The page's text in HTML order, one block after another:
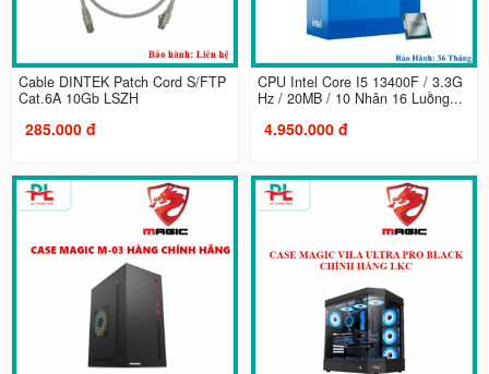
Cable DINTEK Patch Cord S/FTP
Cat.6A 10Gb LSZH
285.000 đ
CPU Intel Core I5 13400F / 3.3G
Hz / 20MB / 10 Nhân 16 Luồng...
4.950.000 đ